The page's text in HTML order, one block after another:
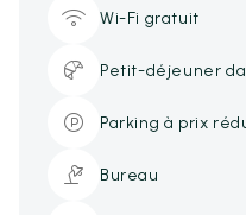
Wi-Fi gratuit
Petit-déjeuner
Parking à prix
Bureau